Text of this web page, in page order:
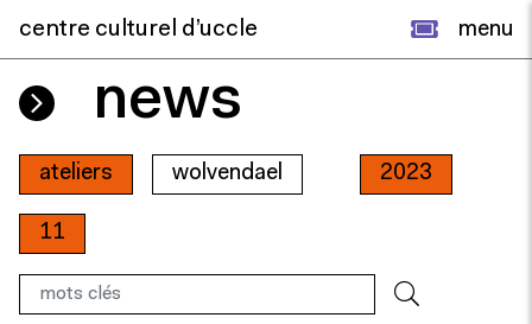
centre culturel d’uccle menu
news
ateliers wolvendael 2023
11